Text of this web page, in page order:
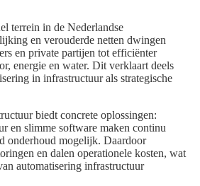
terrein in de Nederlandse
en verouderde netten dwingen
en private partijen tot efficiënter
energie en water. Dit verklaart deels
in infrastructuur als strategische
biedt concrete oplossingen:
en slimme software maken continu
onderhoud mogelijk. Daardoor
en dalen operationele kosten, wat
automatisering infrastructuur